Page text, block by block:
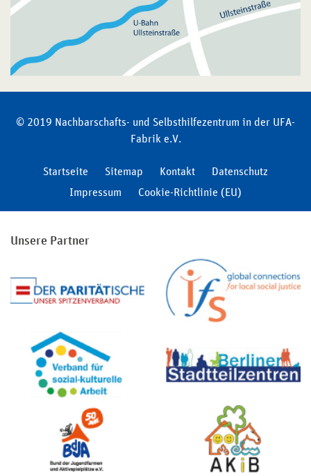
© 2019 Nachbarschafts- und Selbsthilfezentrum in der UFA-
Fabrik e.V.
Startseite Sitemap Kontakt
Datenschutz
Impressum
Cookie-Richtlinie (EU)
Unsere Partner